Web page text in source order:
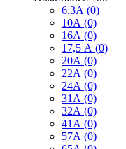
6.3А (0)
10А (0)
16А (0)
17,5 А (0)
20А (0)
22А (0)
24А (0)
31А (0)
32А (0)
41А (0)
57А (0)